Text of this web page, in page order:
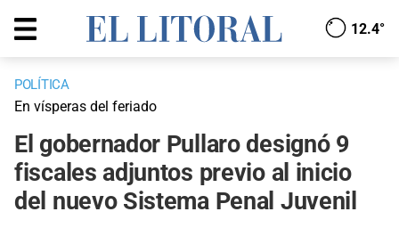
12.4°
POLÍTICA
En vísperas del feriado
El gobernador Pullaro designó 9
fiscales adjuntos previo al inicio
del nuevo Sistema Penal Juvenil